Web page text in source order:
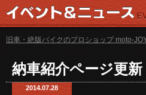
旧車・絶版バイクのプロショップ moto-
納車紹介ページ更新
2014.07.28